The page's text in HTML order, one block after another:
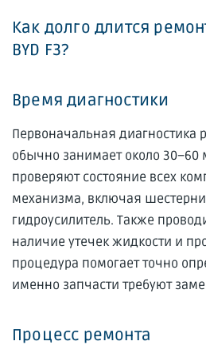
Как долго длится
BYD F3?
Время диагностики
Первоначальная диагностика
обычно занимает около 30–60
проверяют состояние всех
механизма, включая
гидроусилитель. Также
наличие утечек жидкости и
процедура помогает точно
именно запчасти требуют
Процесс ремонта